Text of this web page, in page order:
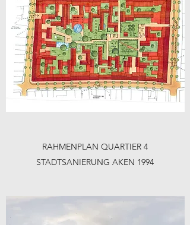
RAHMENPLAN QUARTIER 4
STADTSANIERUNG AKEN 1994